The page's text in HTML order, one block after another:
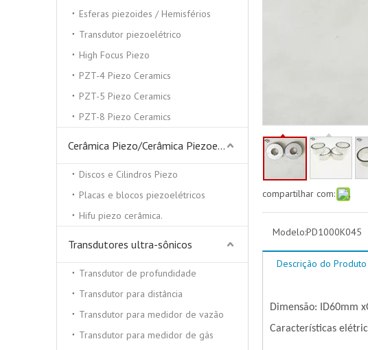
Esferas piezoides / Hemisférios
Transdutor piezoelétrico
High Focus Piezo
PZT-4 Piezo Ceramics
PZT-5 Piezo Ceramics
PZT-8 Piezo Ceramics
Cerâmica Piezo/Cerâmica Piezoelétrica
Discos e Cilindros Piezo
Placas e blocos piezoelétricos
Hifu piezo cerâmica.
Transdutores ultra-sônicos
Transdutor de profundidade
Transdutor para distância
Transdutor para medidor de vazão
Transdutor para medidor de gás
compartilhar com:
Modelo:PD1000K045
Descrição do Produto
Dimensão: ID60mm
Características